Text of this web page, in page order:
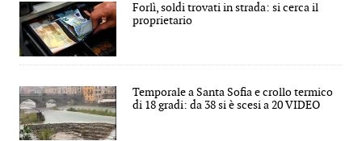
Forlì, soldi trovati in strada: si cerca il
proprietario
Temporale a Santa Sofia e crollo termico
di 18 gradi: da 38 si è scesi a 20 VIDEO